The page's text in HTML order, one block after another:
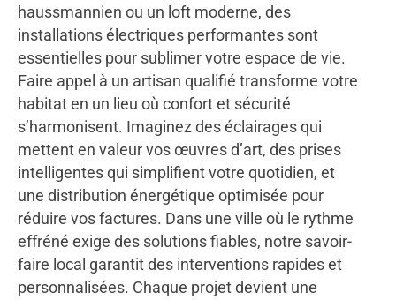
haussmannien ou un loft moderne, des
installations électriques performantes sont
essentielles pour sublimer votre espace de vie.
Faire appel à un artisan qualifié transforme votre
habitat en un lieu où confort et sécurité
s’harmonisent. Imaginez des éclairages qui
mettent en valeur vos œuvres d’art, des prises
intelligentes qui simplifient votre quotidien, et
une distribution énergétique optimisée pour
réduire vos factures. Dans une ville où le rythme
effréné exige des solutions fiables, notre savoir-
faire local garantit des interventions rapides et
personnalisées. Chaque projet devient une